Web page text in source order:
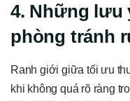
4. Những lưu
phòng tránh
Ranh giới giữa tối ưu
khi không quá rõ ràng